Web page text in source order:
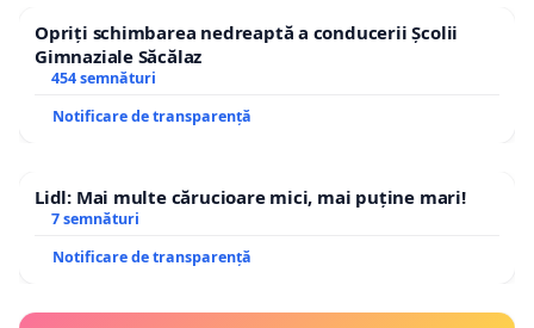
Opriți schimbarea nedreaptă a conducerii Școlii
Gimnaziale Săcălaz
454 semnături
Notificare de transparență
Lidl: Mai multe cărucioare mici, mai puține mari!
7 semnături
Notificare de transparență